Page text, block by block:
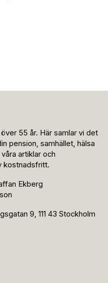
55 år. Här samlar vi det
pension, samhället, hälsa
artiklar och
kostnadsfritt.
Ekberg
9, 111 43 Stockholm